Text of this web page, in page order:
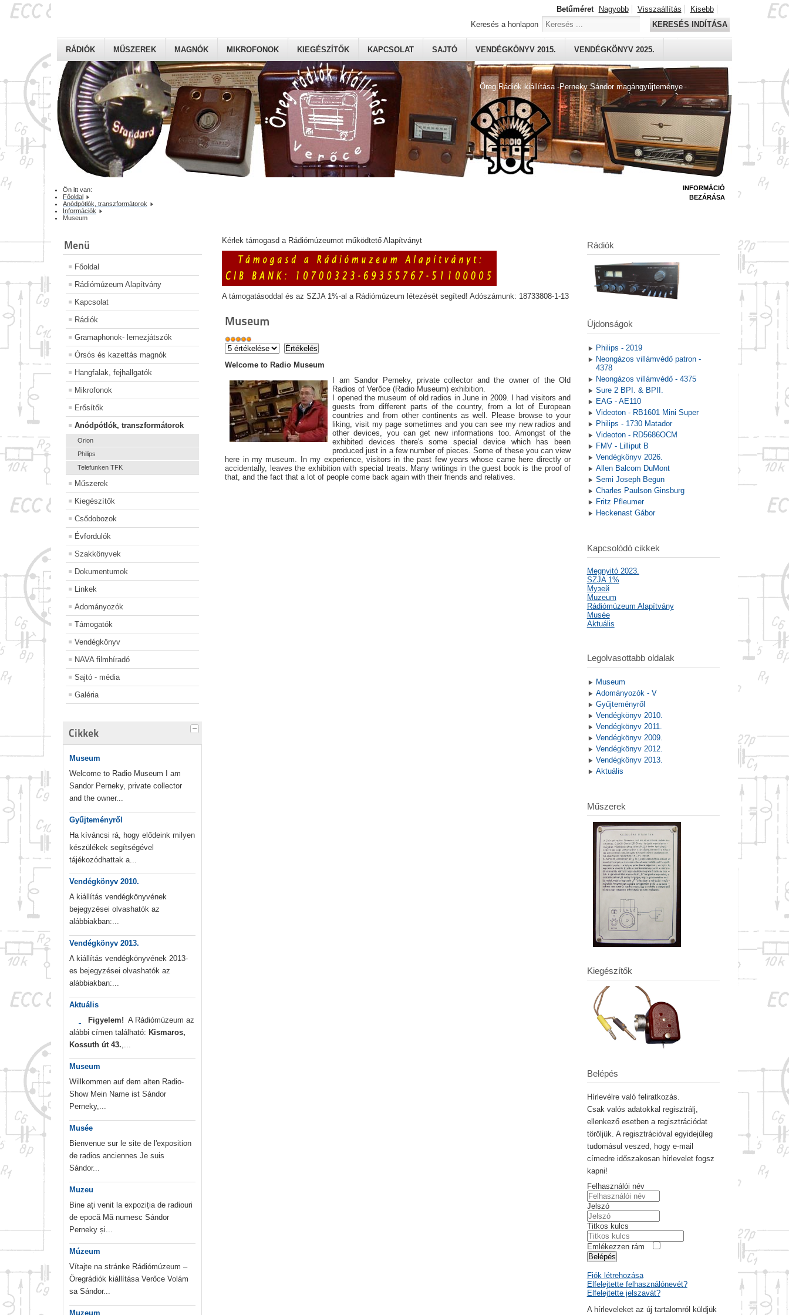
Öreg Rádiók kiállítása -Perneky Sándor magángyűjteménye
RÁDIÓK MŰSZEREK MAGNÓK MIKROFONOK KIEGÉSZÍTŐK KAPCSOLAT SAJTÓ VENDÉGKÖNYV 2015. VENDÉGKÖNYV 2025.
Betűméret Nagyobb Visszaállítás
Kisebb
Keresés a honlapon
KERESÉS INDÍTÁSA
Ön itt van:
Főoldal
Anódpótlók, transzformátorok
Információk
Museum
Menü
Főoldal
Rádiómúzeum Alapítvány
Kapcsolat
Rádiók
Gramaphonok- lemezjátszók
Órsós és kazettás magnók
Hangfalak, fejhallgatók
Mikrofonok
Erősítők
Anódpótlók, transzformátorok
Orion
Philips
Telefunken TFK
Műszerek
Kiegészítők
Csődobozok
Évfordulók
Szakkönyvek
Dokumentumok
Linkek
Adományozók
Támogatók
Vendégkönyv
NAVA filmhíradó
Sajtó - média
Galéria
Cikkek
Museum
Welcome to Radio Museum I am
Sandor Perneky, private collector
and the owner...
Gyűjteményről
Ha kíváncsi rá, hogy elődeink milyen
készülékek segítségével
tájékozódhattak a...
Vendégkönyv 2010.
A kiállítás vendégkönyvének
bejegyzései olvashatók az
alábbiakban:...
Vendégkönyv 2013.
A kiállítás vendégkönyvének 2013-
es bejegyzései olvashatók az
alábbiakban:...
Aktuális
Figyelem! A Rádiómúzeum az
alábbi címen található: Kismaros,
Kossuth út 43.,...
Museum
Willkommen auf dem alten Radio-
Show Mein Name ist Sándor
Perneky,...
Musée
Bienvenue sur le site de l'exposition
de radios anciennes Je suis
Sándor...
Muzeu
Bine ați venit la expoziția de radiouri
de epocă Mă numesc Sándor
Perneky și...
Múzeum
Vítajte na stránke Rádiómúzeum –
Öregrádiók kiállítása Verőce Volám
sa Sándor...
Muzeum
Kérlek támogasd a Rádiómúzeumot működtető Alapítványt
A támogatásoddal és az SZJA 1%-al a Rádiómúzeum létezését segíted! Adószámunk: 18733808-1-13
Museum
Welcome to Radio Museum
I am Sandor Perneky, private collector and the owner of the Old
Radios of Verőce (Radio Museum) exhibition.
I opened the museum of old radios in June in 2009. I had visitors and
guests from different parts of the country, from a lot of European
countries and from other continents as well. Please browse to your
liking, visit my page sometimes and you can see my new radios and
other devices, you can get new informations too. Amongst of the
exhibited devices there's some special device which has been
produced just in a few number of pieces. Some of these you can view
here in my museum. In my experience, visitors in the past few years whose came here directly or
accidentally, leaves the exhibition with special treats. Many writings in the guest book is the proof of
that, and the fact that a lot of people come back again with their friends and relatives.
INFORMÁCIÓ
BEZÁRÁSA
Rádiók
Újdonságok
Philips - 2019
Neongázos villámvédő patron -
4378
Neongázos villámvédő - 4375
Sure 2 BPI. & BPII.
EAG - AE110
Videoton - RB1601 Mini Super
Philips - 1730 Matador
Videoton - RD5686OCM
FMV - Lilliput B
Vendégkönyv 2026.
Allen Balcom DuMont
Semi Joseph Begun
Charles Paulson Ginsburg
Fritz Pfleumer
Heckenast Gábor
Kapcsolódó cikkek
Megnyitó 2023.
SZJA 1%
Mузей
Muzeum
Rádiómúzeum Alapítvány
Musée
Aktuális
Legolvasottabb oldalak
Museum
Adományozók - V
Gyűjteményről
Vendégkönyv 2010.
Vendégkönyv 2011.
Vendégkönyv 2009.
Vendégkönyv 2012.
Vendégkönyv 2013.
Aktuális
Műszerek
Kiegészítők
Belépés
Hírlevélre való feliratkozás.
Csak valós adatokkal regisztrálj,
ellenkező esetben a regisztrációdat
töröljük. A regisztrációval egyidejűleg
tudomásul veszed, hogy e-mail
címedre időszakosan hírlevelet fogsz
kapni!
Felhasználói név
Jelszó
Titkos kulcs
Emlékezzen rám
Belépés
Fiók létrehozása
Elfelejtette felhasználónevét?
Elfelejtette jelszavát?
A hírleveleket az új tartalomról küldjük